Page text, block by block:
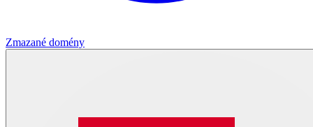
Zmazané domény